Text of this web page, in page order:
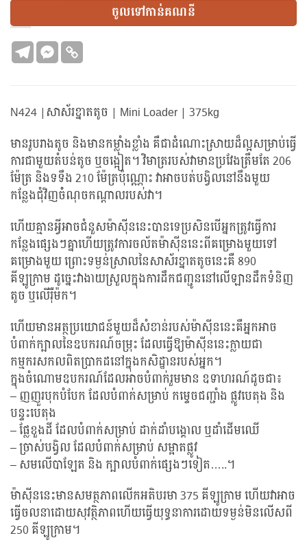
ចូលទៅកាន់គណនី
N424 |សាស័រខ្នាតតូច | Mini Loader | 375kg
មានរូបរាងតូច និងមានកម្លាំងខ្លាំង គឺជាដំណោះស្រាយដ៏ល្អសម្រាប់ធ្វើ
ការជាមួយតំបន់តូច ឬចង្អៀត។ វិមាត្ររបស់វាមានប្រវែងត្រឹមតែ 206
ម៉ែត្រ និងទទឹង 210 ម៉ែត្រប៉ុណ្ណោះ វាអាចបត់បង្វិលនៅនឹងមួយ
កន្លែងជុំវិញចំំណុចកណ្តាលរបស់វា។
ហើយគ្មានអ្វីអាចជំនួសម៉ាស៊ីននេះបានទេប្រសិនបើអ្នកត្រូវធ្វើការ
កន្លែងផ្សេងៗគ្នាហើយត្រូវការចល័តម៉ាស៊ីននេះពីគម្រោងមួយទៅ
គម្រោងមួយ ព្រោះទម្ងន់ស្រាលនៃសាស័រខ្នាតតូចនេះគឺ 890
គីឡូក្រាម ដូច្នេះវាងាយស្រួលក្នុងការដឹកជញ្ជូននៅលើឡានដឹកទំនិញ
តូច ឬលើរ៉ឺម៉ក។
ហើយមានអត្ថប្រយោជន៍មួយដ៏សំខាន់របស់ម៉ាស៊ីននេះគឺអ្នកអាច
បំពាក់ក្បាលនៃឧបករណ៍ចម្រុះ ដែលធ្វើឱ្យម៉ាស៊ីននេះក្លាយជា
កម្មករសកលពិតប្រាកដនៅក្នុងកសិដ្ឋានរបស់អ្នក។
ក្នុងចំណោមឧបករណ៍ដែលអាចបំពាក់រួមមាន ឧទាហរណ៍ដូចជា៖
– ញញួរបុកបំបែក ដែលបំពាក់សម្រាប់ កម្ទេចជញ្ជាំង ផ្លូវបេតុង និង
បន្ទះបេតុង
– ផ្លែខួងដី ដែលបំពាក់សម្រាប់ ដាក់ដាំបង្គោល ឬដាំដើមឈើ
– ច្រាស់បង្វិល ដែលបំពាក់សម្រាប់ សម្អាតផ្លូវ
– សមលើបាឡែត និង ក្បាលបំពាក់ផ្សេងៗទៀត…..។
ម៉ាស៊ីននេះមានសមត្ថភាពលើកអតិបរមា 375 គីឡូក្រាម ហើយវាអាច
ធ្វើចលនាដោយសុវត្ថិភាពហើយធ្វើយុទ្ធនាការដោយទម្ងន់មិនលើសពី
250 គីឡូក្រាម។